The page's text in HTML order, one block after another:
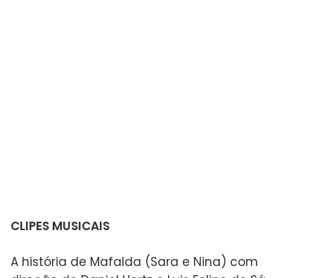
CLIPES MUSICAIS
A história de Mafalda (Sara e Nina) com